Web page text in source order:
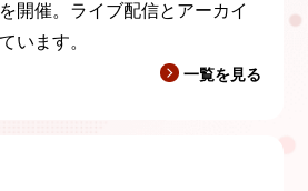
開催。ライブ配信とアーカイ
います。
一覧を見る